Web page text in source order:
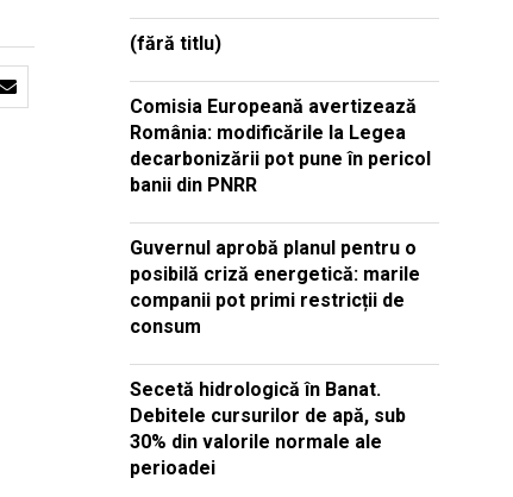
(fără titlu)
Comisia Europeană avertizează
România: modificările la Legea
decarbonizării pot pune în pericol
banii din PNRR
Guvernul aprobă planul pentru o
posibilă criză energetică: marile
companii pot primi restricții de
consum
Secetă hidrologică în Banat.
Debitele cursurilor de apă, sub
30% din valorile normale ale
perioadei